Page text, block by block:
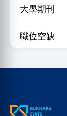
大學期刊
職位空缺